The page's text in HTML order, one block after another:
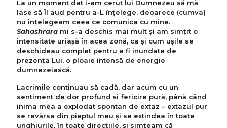
La un moment dat i-am cerut lui Dumnezeu să mă
lase să Îl aud pentru a-L înțelege, deoarece (cumva)
nu înțelegeam ceea ce comunica cu mine.
Sahashrara mi s-a deschis mai mult și am simțit o
intensitate uriașă în acea zonă, ca și cum ușile se
deschideau complet pentru a fi inundate de
prezența Lui, o ploaie intensă de energie
dumnezeiască.
Lacrimile continuau să cadă, dar acum cu un
sentiment de dor profund și fericire pură, până când
inima mea a explodat spontan de extaz – extazul pur
se revărsa din pieptul meu și se extindea în toate
unghiurile, în toate direcțiile, și simțeam că